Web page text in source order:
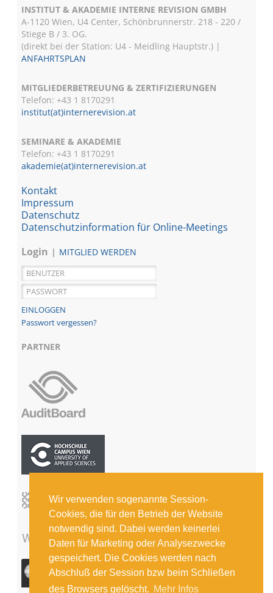
Wir verwenden sogenannte Session-
Cookies, die für den Betrieb der Website
notwendig sind. Dabei werden keinerlei
Daten für Marketing oder Analysezwecke
gespeichert. Die Cookies werden nach
Abschluß der Session bzw beim Schließen
des Browsers gelöscht. Mehr Infos
INSTITUT & AKADEMIE INTERNE REVISION GMBH
A-1120 Wien, U4 Center, Schönbrunnerstr. 218 - 220 /
Stiege B / 3. OG.
(direkt bei der Station: U4 - Meidling Hauptstr.) |
ANFAHRTSPLAN
MITGLIEDERBETREUUNG & ZERTIFIZIERUNGEN
Telefon: +43 1 8170291
institut(at)internerevision.at
SEMINARE & AKADEMIE
Telefon: +43 18170291
akademie(at)internerevision.at
Kontakt
Impressum
Datenschutz
Datenschutzinformation für Online-Meetings
Login
MITGLIED WERDEN
Passwort vergessen?
PARTNER